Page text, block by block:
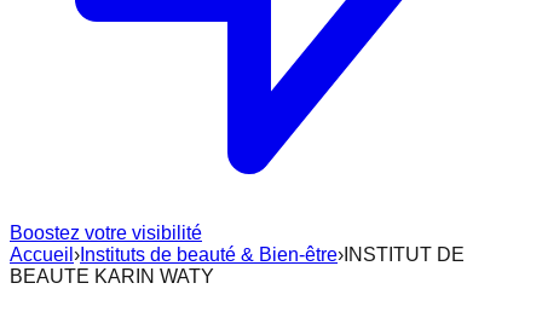
Boostez votre visibilité
Accueil › Instituts de beauté & Bien-être› INSTITUT DE
BEAUTE KARIN WATY